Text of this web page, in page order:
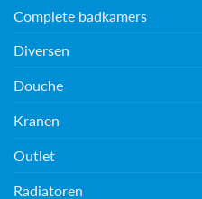
Complete badkamers
Diversen
Douche
Kranen
Outlet
Radiatoren